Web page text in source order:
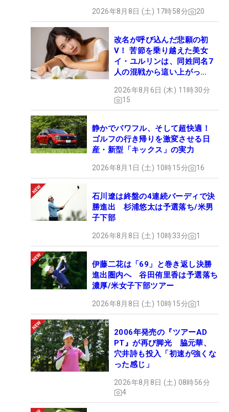
2026年8月8日 (土) 17時58分 20
改名が呼び込んだ悲願の初
V！ 苦節を乗り越えた美女
イ・ユルリンは、同姓同名7
人の混戦から這い上がっ
2026年8月6日 (木) 11時30分
15
静かでパワフル、そして超快適！
ゴルフの行き帰りを激変させる日
産・新型「キックス」の実力
2026年8月1日 (土) 10時15分 16
石川遼は終盤の4連続バーディで決
勝進出 杉浦悠太は予選落ち/米男
子下部
2026年8月8日 (土) 10時33分 1
伊藤二花は「69」と巻き返し決勝
進出圏内へ 谷田侑里香は予選落ち
濃厚/米女子下部ツアー
2026年8月8日 (土) 10時15分 1
2006年発売の『ツアーAD
PT』が再び脚光 脇元華、
穴井詩も投入「初速が強くな
った感じ」
2026年8月8日 (土) 08時56分
4